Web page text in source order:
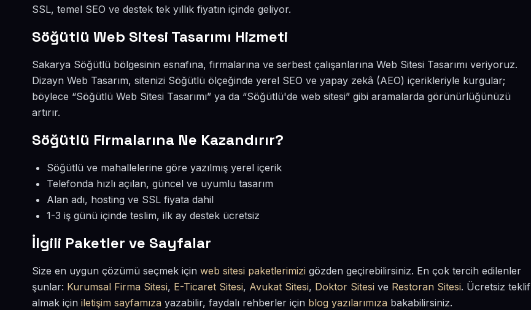
SSL, temel SEO ve destek tek yıllık fiyatın içinde geliyor.
Söğütlü Web Sitesi Tasarımı Hizmeti
Sakarya Söğütlü bölgesinin esnafına, firmalarına ve serbest çalışanlarına Web Sitesi Tasarımı veriyoruz.
Dizayn Web Tasarım, sitenizi Söğütlü ölçeğinde yerel SEO ve yapay zekâ (AEO) içerikleriyle kurgular;
böylece “Söğütlü Web Sitesi Tasarımı” ya da “Söğütlü'de web sitesi” gibi aramalarda görünürlüğünüzü
artırır.
Söğütlü Firmalarına Ne Kazandırır?
Söğütlü ve mahallelerine göre yazılmış yerel içerik
Telefonda hızlı açılan, güncel ve uyumlu tasarım
Alan adı, hosting ve SSL fiyata dahil
1-3 iş günü içinde teslim, ilk ay destek ücretsiz
İlgili Paketler ve Sayfalar
Size en uygun çözümü seçmek için web sitesi paketlerimizi gözden geçirebilirsiniz. En çok tercih edilenler
şunlar: Kurumsal Firma Sitesi, E-Ticaret Sitesi, Avukat Sitesi, Doktor Sitesi ve Restoran Sitesi. Ücretsiz teklif
almak için iletişim sayfamıza yazabilir, faydalı rehberler için blog yazılarımıza bakabilirsiniz.